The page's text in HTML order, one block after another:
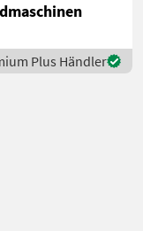
300
13Plus Händler